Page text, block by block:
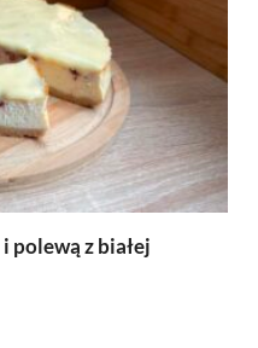
polewą z białej